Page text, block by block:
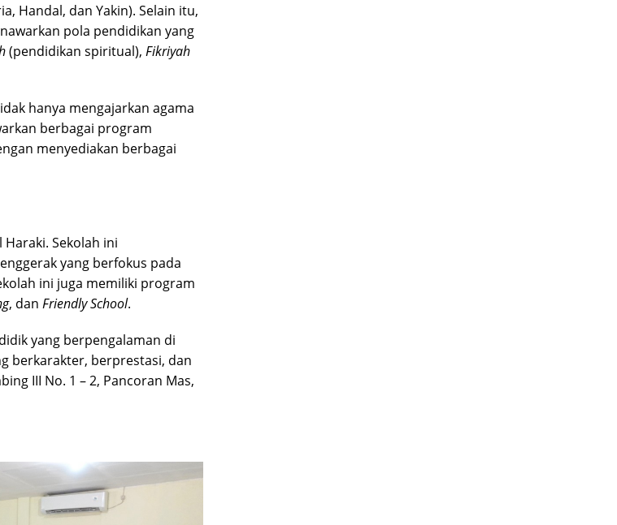
Handal, dan Yakin). Selain itu,
pola pendidikan yang
(pendidikan spiritual), Fikriyah
hanya mengajarkan agama
berbagai program
menyediakan berbagai
Haraki. Sekolah ini
yang berfokus pada
ini juga memiliki program
, dan Friendly School.
yang berpengalaman di
berkarakter, berprestasi, dan
III No. 1 – 2, Pancoran Mas,